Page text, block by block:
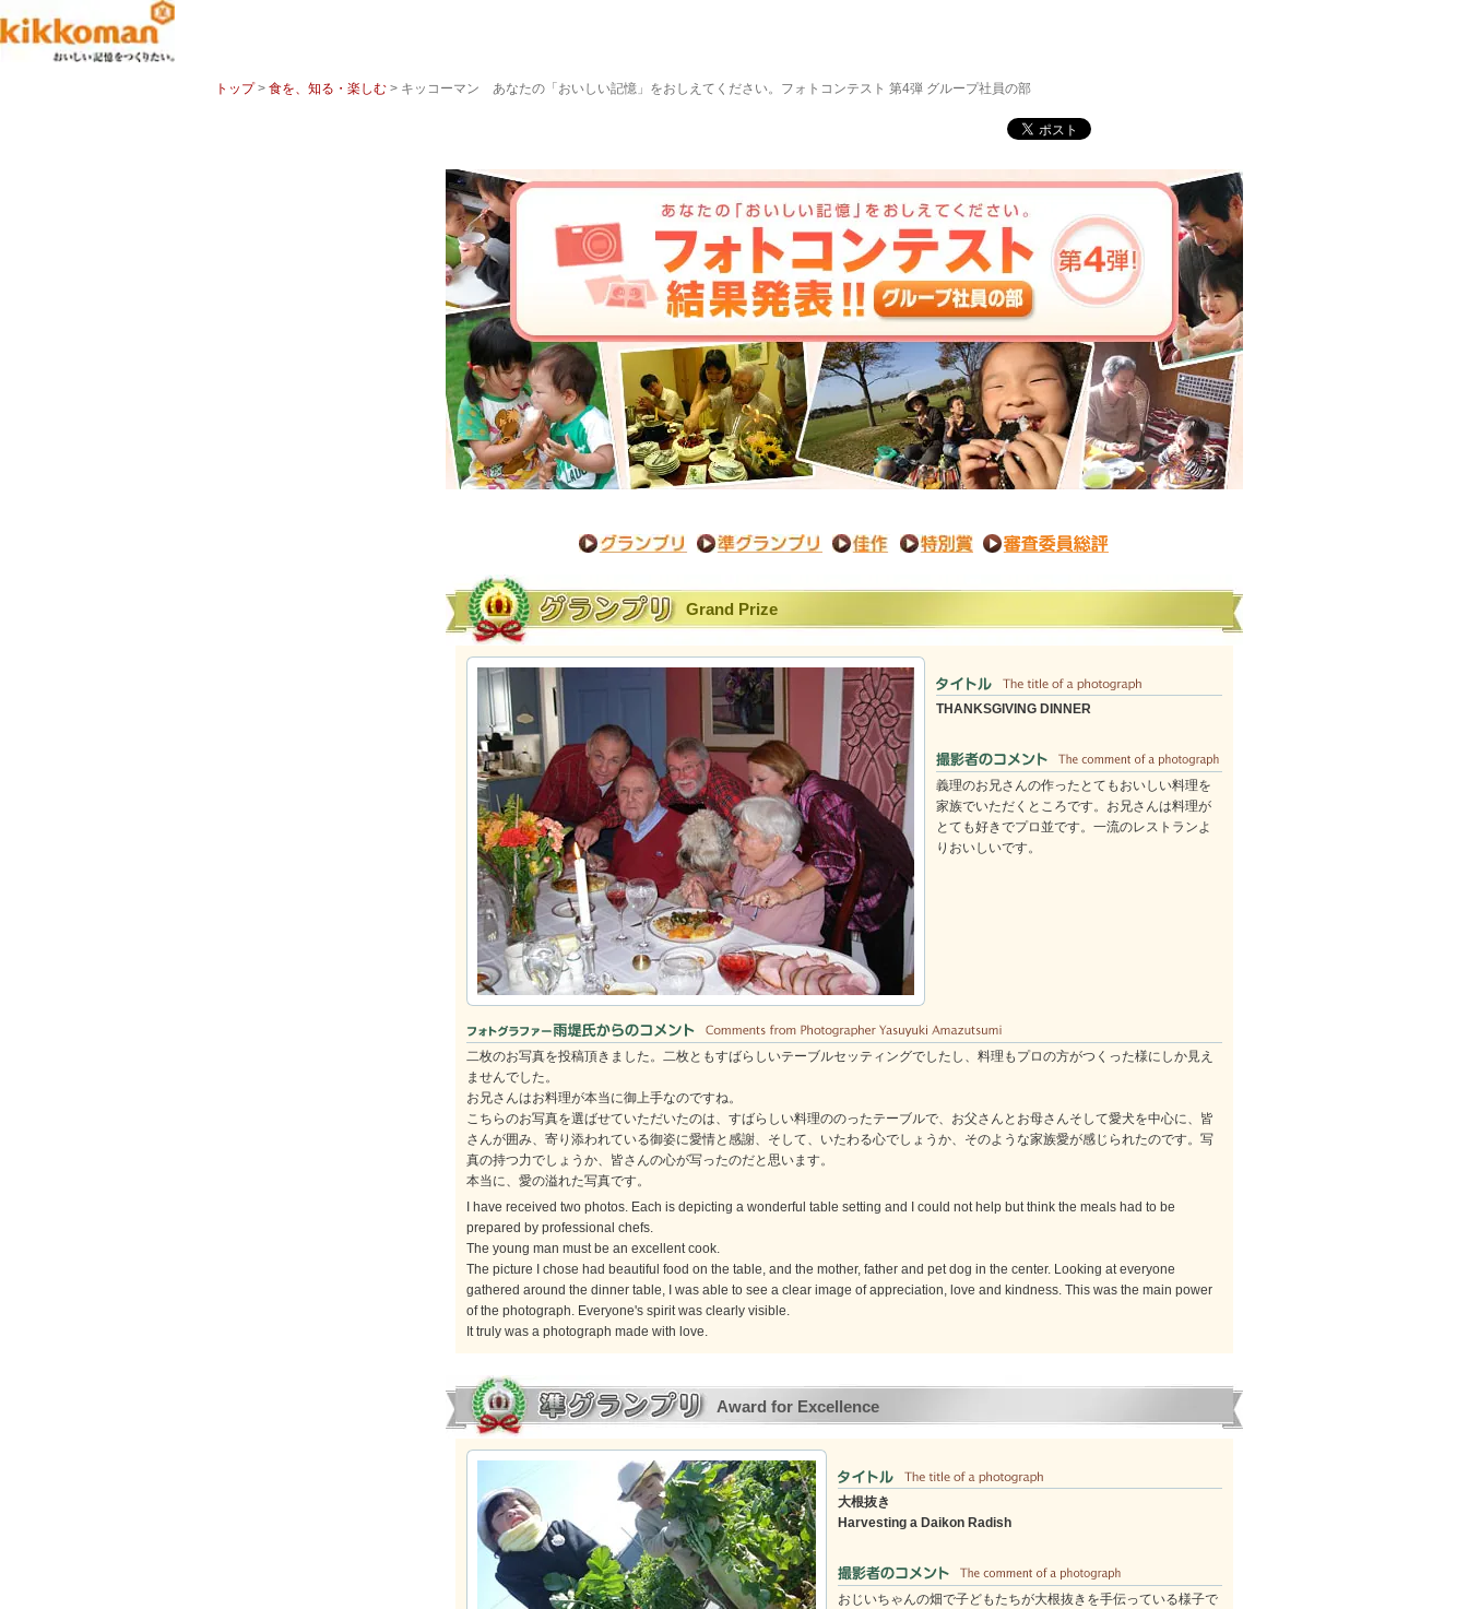
トップ> 食を、知る・楽しむ > キッコーマン あなたの「おいしい記憶」をおしえてください。フォトコンテスト 第4弾 グループ社員の部
Grand Prize
THANKSGIVING DINNER
義理のお兄さんの作ったとてもおいしい料理を
家族でいただくところです。お兄さんは料理が
とても好きでプロ並です。一流のレストランよ
りおいしいです。
二枚のお写真を投稿頂きました。二枚ともすばらしいテーブルセッティングでしたし、料理もプロの方がつくった様にしか見え
ませんでした。
お兄さんはお料理が本当に御上手なのですね。
こちらのお写真を選ばせていただいたのは、すばらしい料理ののったテーブルで、お父さんとお母さんそして愛犬を中心に、皆
さんが囲み、寄り添われている御姿に愛情と感謝、そして、いたわる心でしょうか、そのような家族愛が感じられたのです。写
真の持つ力でしょうか、皆さんの心が写ったのだと思います。
本当に、愛の溢れた写真です。
I have received two photos. Each is depicting a wonderful table setting and I could not help but think the meals had to be
prepared by professional chefs.
The young man must be an excellent cook.
The picture I chose had beautiful food on the table, and the mother, father and pet dog in the center. Looking at everyone
gathered around the dinner table, I was able to see a clear image of appreciation, love and kindness. This was the main power
of the photograph. Everyone's spirit was clearly visible.
It truly was a photograph made with love.
Award for Excellence
大根抜き
Harvesting a Daikon Radish
おじいちゃんの畑で子どもたちが大根抜きを手伝っている様子で